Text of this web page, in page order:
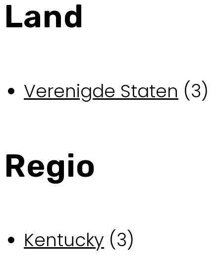
Land
Verenigde Staten (3)
Regio
Kentucky (3)